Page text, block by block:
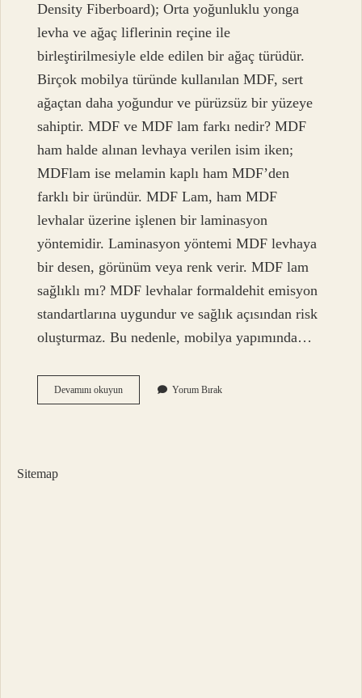
Density Fiberboard); Orta yoğunluklu yonga
levha ve ağaç liflerinin reçine ile
birleştirilmesiyle elde edilen bir ağaç türüdür.
Birçok mobilya türünde kullanılan MDF, sert
ağaçtan daha yoğundur ve pürüzsüz bir yüzeye
sahiptir. MDF ve MDF lam farkı nedir? MDF
ham halde alınan levhaya verilen isim iken;
MDFlam ise melamin kaplı ham MDF’den
farklı bir üründür. MDF Lam, ham MDF
levhalar üzerine işlenen bir laminasyon
yöntemidir. Laminasyon yöntemi MDF levhaya
bir desen, görünüm veya renk verir. MDF lam
sağlıklı mı? MDF levhalar formaldehit emisyon
standartlarına uygundur ve sağlık açısından risk
oluşturmaz. Bu nedenle, mobilya yapımında…
Devamını okuyunMdf
Lam
Yorum Bırak
Sitemap